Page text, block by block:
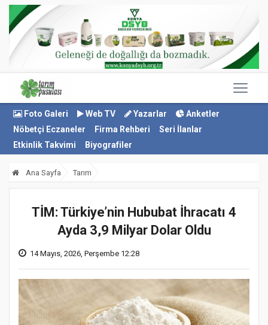
Foto Galeri Web TV Yazarlar
Anketler
Nöbetçi Eczaneler
Firma Rehberi
Seri İlanlar
Etkinlik Takvimi
Biyografiler
Ana Sayfa Tarım
TİM: Türkiye’nin Hububat İhracatı 4
Ayda 3,9 Milyar Dolar Oldu
14 Mayıs, 2026, Perşembe 12:28